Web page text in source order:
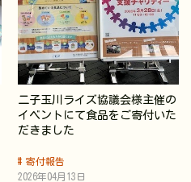
二子玉川ライズ協議会様主催の
イベントにて食品をご寄付いた
だきました
寄付報告
2026年04月13日